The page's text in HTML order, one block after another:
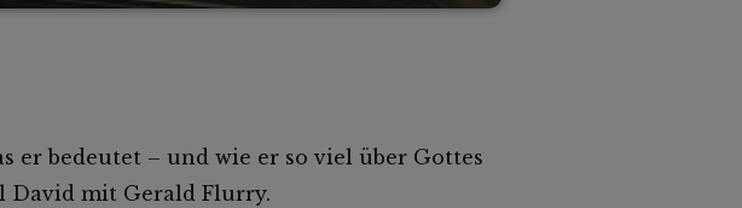
er bedeutet – und wie er so viel über Gottes
David mit Gerald Flurry.